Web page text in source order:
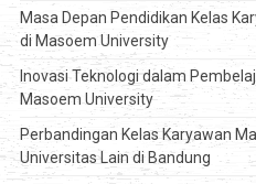
Masa Depan Pendidikan Kelas
di Masoem University
Inovasi Teknologi dalam
Masoem University
Perbandingan Kelas Karyawan
Universitas Lain di Bandung